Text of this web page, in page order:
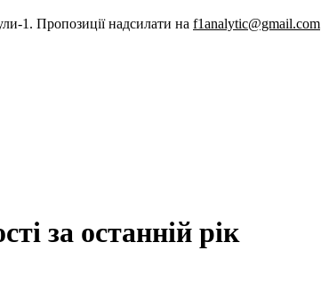
1. Пропозиції надсилати на f1analytic@gmail.com
за останній рік